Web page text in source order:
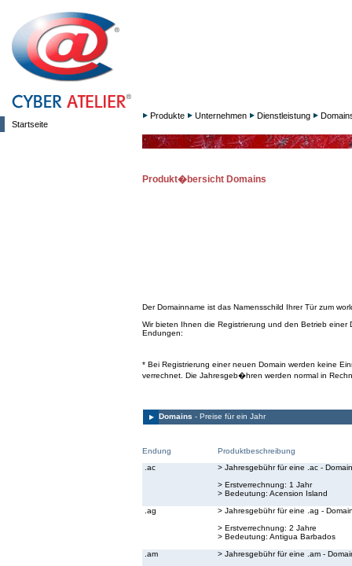
Startseite
Produkte Unternehmen Dienstleistung
Produkt�bersicht Domains
Der Domainname ist das Namensschild Ihrer Tür zum
Wir bieten Ihnen die Registrierung und den Betrieb einer
Endungen:
* Bei Registrierung einer neuen Domain werden keine
verrechnet. Die Jahresgeb�hren werden normal in
Domains - Preise für ein Jahr
Endung
Produktbeschreibung
.ac
> Jahresgebühr für eine .ac - Domain
> Erstverrechnung: 1 Jahr
> Bedeutung: Acension Island
.ag
> Jahresgebühr für eine .ag -
> Erstverrechnung: 2 Jahre
> Bedeutung: Antigua Barbados
.am
> Jahresgebühr für eine .am -